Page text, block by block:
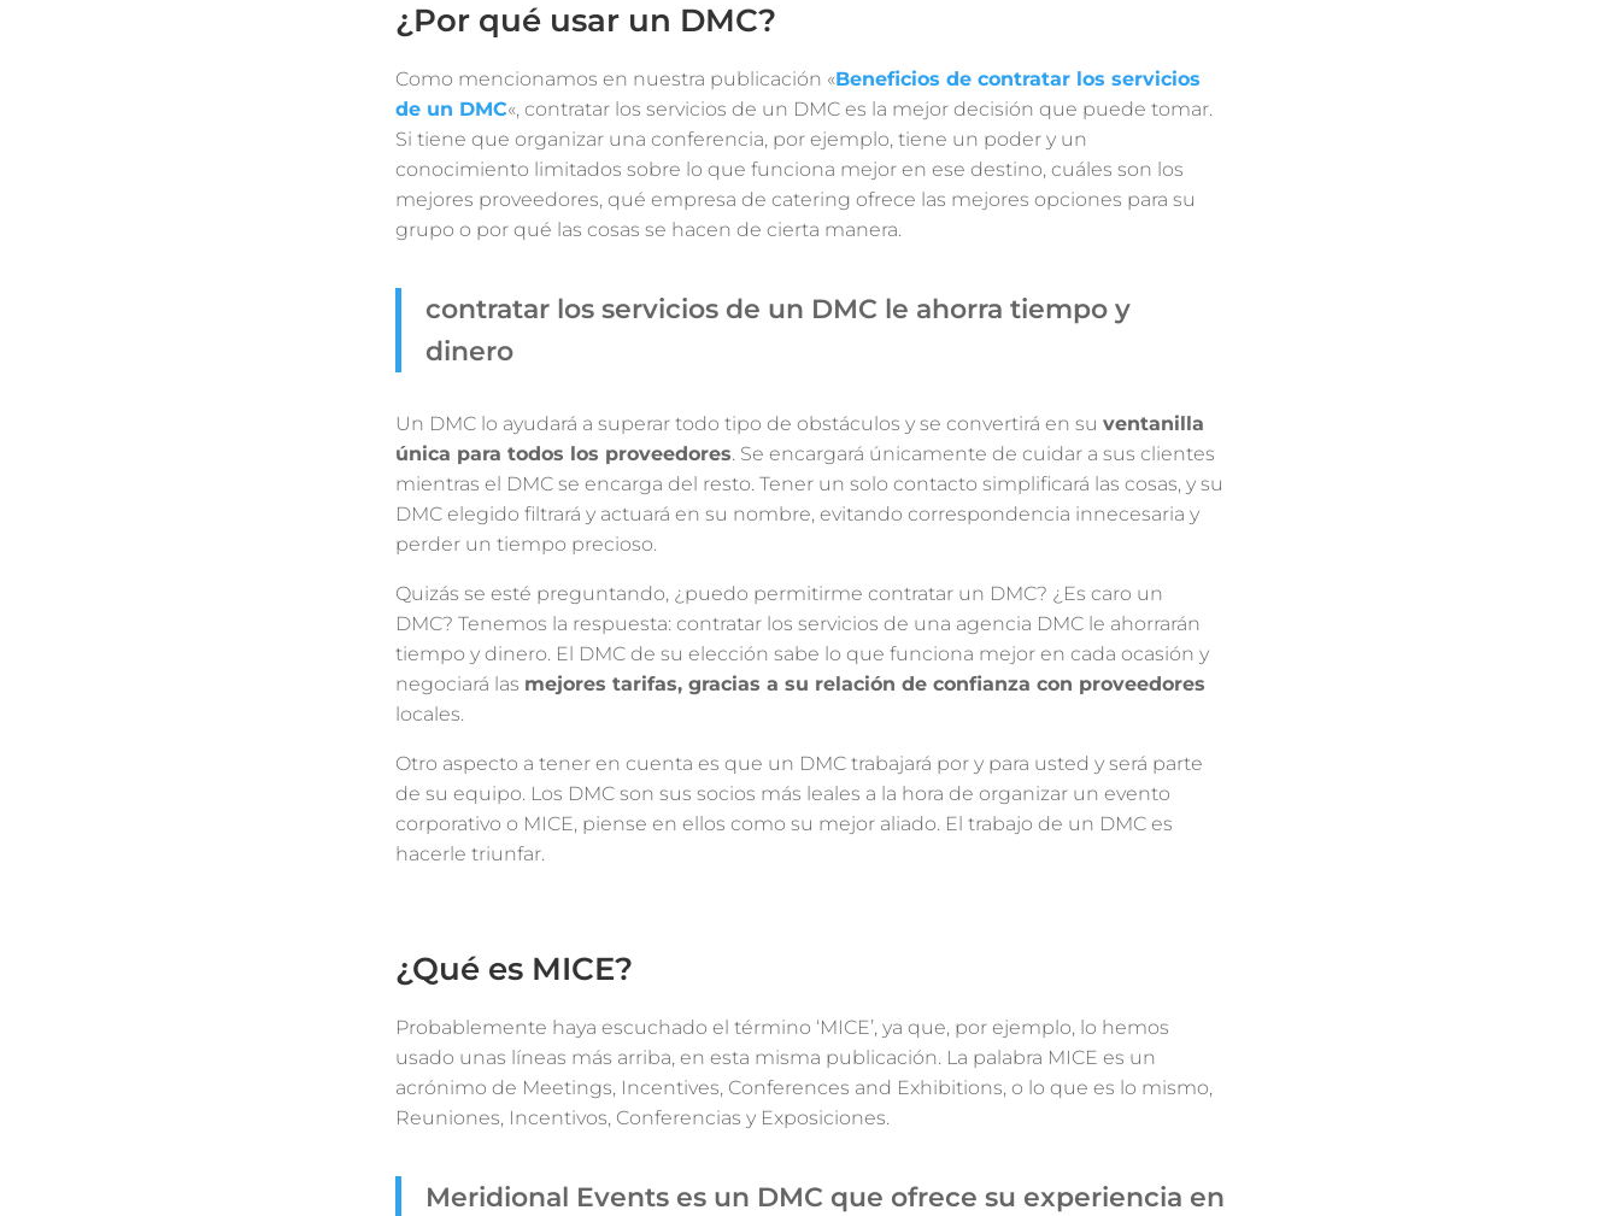
¿Por qué usar un DMC?
Como mencionamos en nuestra publicación «Beneficios de contratar los servicios
de un DMC«, contratar los servicios de un DMC es la mejor decisión que puede tomar.
Si tiene que organizar una conferencia, por ejemplo, tiene un poder y un
conocimiento limitados sobre lo que funciona mejor en ese destino, cuáles son los
mejores proveedores, qué empresa de catering ofrece las mejores opciones para su
grupo o por qué las cosas se hacen de cierta manera.
contratar los servicios de un DMC le ahorra tiempo y
dinero
Un DMC lo ayudará a superar todo tipo de obstáculos y se convertirá en su ventanilla
única para todos los proveedores. Se encargará únicamente de cuidar a sus clientes
mientras el DMC se encarga del resto. Tener un solo contacto simplificará las cosas, y su
DMC elegido filtrará y actuará en su nombre, evitando correspondencia innecesaria y
perder un tiempo precioso.
Quizás se esté preguntando, ¿puedo permitirme contratar un DMC? ¿Es caro un
DMC? Tenemos la respuesta: contratar los servicios de una agencia DMC le ahorrarán
tiempo y dinero. El DMC de su elección sabe lo que funciona mejor en cada ocasión y
negociará las mejores tarifas, gracias a su relación de confianza con proveedores
locales.
Otro aspecto a tener en cuenta es que un DMC trabajará por y para usted y será parte
de su equipo. Los DMC son sus socios más leales a la hora de organizar un evento
corporativo o MICE, piense en ellos como su mejor aliado. El trabajo de un DMC es
hacerle triunfar.
¿Qué es MICE?
Probablemente haya escuchado el término ‘MICE’, ya que, por ejemplo, lo hemos
usado unas líneas más arriba, en esta misma publicación. La palabra MICE es un
acrónimo de Meetings, Incentives, Conferences and Exhibitions, o lo que es lo mismo,
Reuniones, Incentivos, Conferencias y Exposiciones.
Meridional Events es un DMC que ofrece su experiencia en